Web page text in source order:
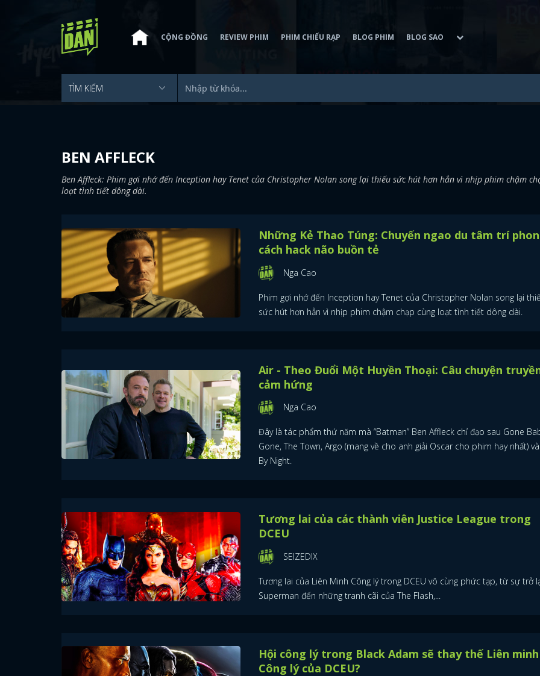
CỘNG ĐỒNG REVIEW PHIM PHIM CHIẾU RẠP BLOG PHIM BLOG SAO
BEN AFFLECK
Ben Affleck: Phim gợi nhớ đến Inception hay Tenet của Christopher Nolan song lại thiếu sức hút hơn hẳn vì nhịp phim chậm
loạt tình tiết dông dài.
Những Kẻ Thao Túng: Chuyến ngao du tâm trí
cách hack não buồn tẻ
Nga Cao
Phim gợi nhớ đến Inception hay Tenet của Christopher Nolan song lại
sức hút hơn hẳn vì nhịp phim chậm chạp cùng loạt tình tiết dông dài.
Air - Theo Đuổi Một Huyền Thoại: Câu chuyện
cảm hứng
Nga Cao
Đây là tác phẩm thứ năm mà “Batman” Ben Affleck chỉ đạo sau Gone
Gone, The Town, Argo (mang về cho anh giải Oscar cho phim hay nhất)
By Night.
Tương lai của các thành viên Justice League trong
DCEU
SEIZEDIX
Tương lai của Liên Minh Công lý trong DCEU vô cùng phức tạp, từ sự trở
Superman đến những tranh cãi của The Flash,...
Hội công lý trong Black Adam sẽ thay thế Liên minh
Công lý của DCEU?